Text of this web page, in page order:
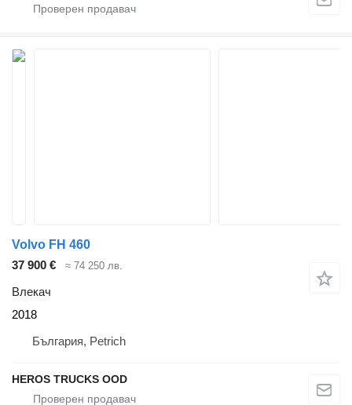
Volvo FH 460
37 900 €
≈ 74 250 лв.
Влекач
2018
България, Petrich
HEROS TRUCKS OOD